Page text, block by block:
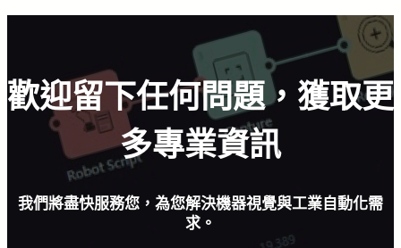
歡迎留下任何問題，獲取更
多專業資訊
我們將盡快服務您，為您解決機器視覺與工業自動化需
求。